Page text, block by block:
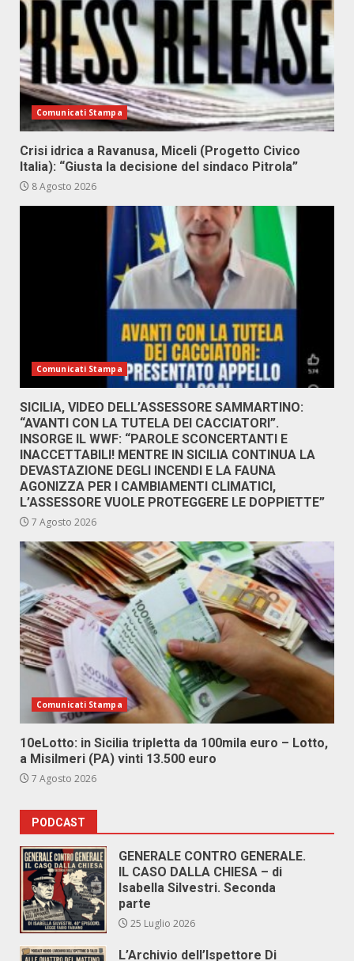
Comunicati Stampa
Crisi idrica a Ravanusa, Miceli (Progetto Civico
Italia): “Giusta la decisione del sindaco Pitrola”
8 Agosto 2026
Comunicati Stampa
SICILIA, VIDEO DELL’ASSESSORE SAMMARTINO:
“AVANTI CON LA TUTELA DEI CACCIATORI”.
INSORGE IL WWF: “PAROLE SCONCERTANTI E
INACCETTABILI! MENTRE IN SICILIA CONTINUA LA
DEVASTAZIONE DEGLI INCENDI E LA FAUNA
AGONIZZA PER I CAMBIAMENTI CLIMATICI,
L’ASSESSORE VUOLE PROTEGGERE LE DOPPIETTE”
7 Agosto 2026
Comunicati Stampa
10eLotto: in Sicilia tripletta da 100mila euro – Lotto,
a Misilmeri (PA) vinti 13.500 euro
7 Agosto 2026
PODCAST
GENERALE CONTRO GENERALE.
IL CASO DALLA CHIESA – di
Isabella Silvestri. Seconda
parte
25 Luglio 2026
L’Archivio dell’Ispettore Di